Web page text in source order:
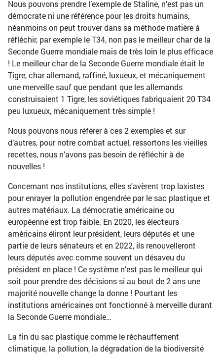
Nous pouvons prendre l’exemple de Staline, n’est pas un
démocrate ni une référence pour les droits humains,
néanmoins on peut trouver dans sa méthode matière à
réfléchir, par exemple le T34, non pas le meilleur char de la
Seconde Guerre mondiale mais de très loin le plus efficace
! Le meilleur char de la Seconde Guerre mondiale était le
Tigre, char allemand, raffiné, luxueux, et mécaniquement
une merveille sauf que pendant que les allemands
construisaient 1 Tigre, les soviétiques fabriquaient 20 T34
peu luxueux, mécaniquement très simple !
Nous pouvons nous référer à ces 2 exemples et sur
d’autres, pour notre combat actuel, ressortons les vieilles
recettes, nous n’avons pas besoin de réfléchir à de
nouvelles !
Concernant nos institutions, elles s'avèrent trop laxistes
pour enrayer la pollution engendrée par le sac plastique et
autres matériaux. La démocratie américaine ou
européenne est trop faible. En 2020, les électeurs
américains éliront leur président, leurs députés et une
partie de leurs sénateurs et en 2022, ils renouvelleront
leurs députés avec comme souvent un désaveu du
président en place ! Ce système n’est pas le meilleur qui
soit pour prendre des décisions si au bout de 2 ans une
majorité nouvelle change la donne ! Pourtant les
institutions américaines ont fonctionné à merveille durant
la Seconde Guerre mondiale…
La fin du sac plastique comme le réchauffement
climatique, la pollution, la dégradation de la biodiversité